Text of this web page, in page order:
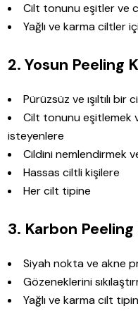
Cilt tonunu eşitler ve
Yağlı ve karma ciltler
2. Yosun Peeling
Pürüzsüz ve ışıltılı
Cilt tonunu eşitlemek
isteyenlere
Cildini nemlendirmek
Hassas ciltli kişilere
Her cilt tipine
3. Karbon
Siyah nokta ve akne
Gözeneklerini
Yağlı ve karma cilt